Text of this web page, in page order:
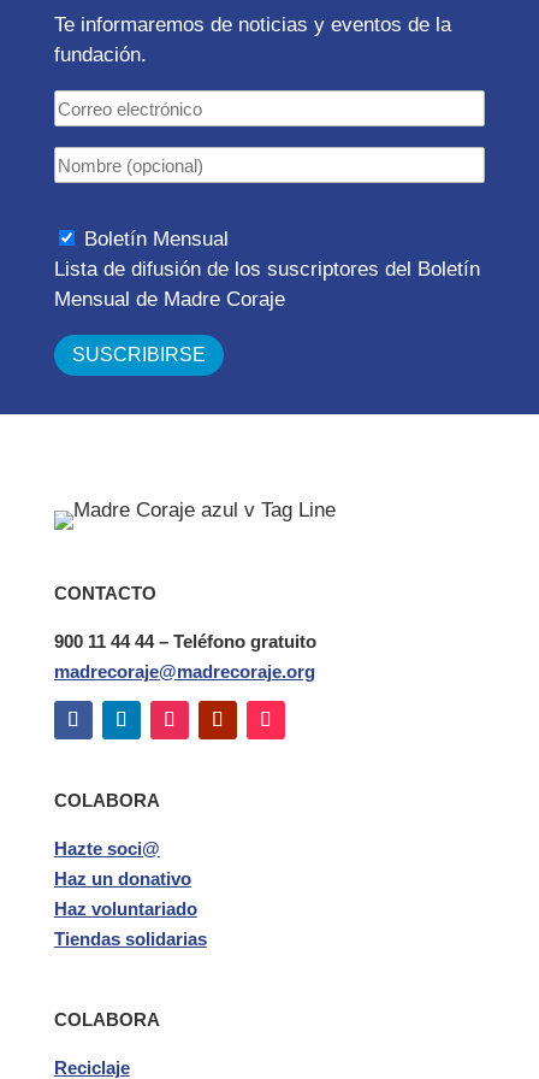
Te informaremos de noticias y eventos de la
fundación.
Boletín Mensual
Lista de difusión de los suscriptores del Boletín
Mensual de Madre Coraje
CONTACTO
900 11 44 44 – Teléfono gratuito
madrecoraje@madrecoraje.org
COLABORA
Hazte soci@
Haz un donativo
Haz voluntariado
Tiendas solidarias
COLABORA
Reciclaje